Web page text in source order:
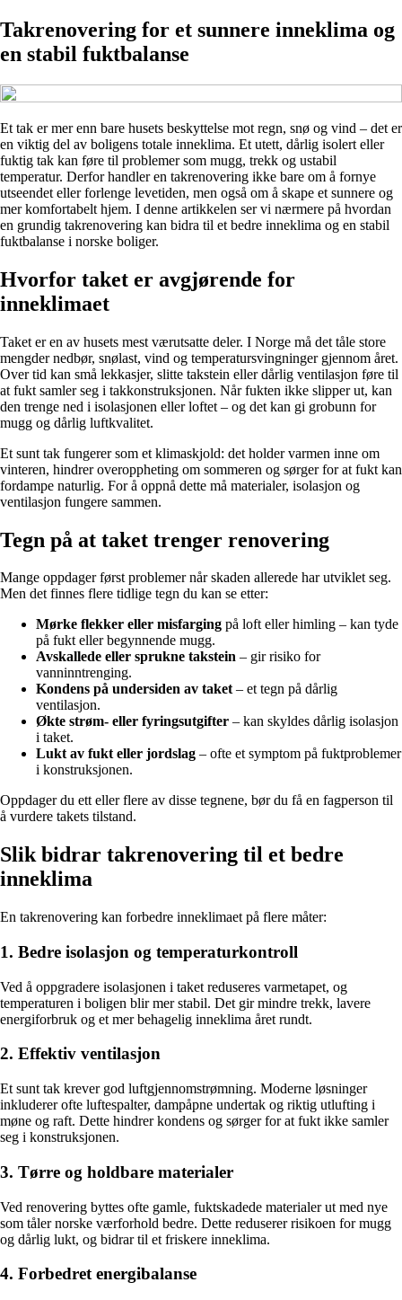
Takrenovering for et sunnere inneklima og
en stabil fuktbalanse
Et tak er mer enn bare husets beskyttelse mot regn, snø og vind – det er
en viktig del av boligens totale inneklima. Et utett, dårlig isolert eller
fuktig tak kan føre til problemer som mugg, trekk og ustabil
temperatur. Derfor handler en takrenovering ikke bare om å fornye
utseendet eller forlenge levetiden, men også om å skape et sunnere og
mer komfortabelt hjem. I denne artikkelen ser vi nærmere på hvordan
en grundig takrenovering kan bidra til et bedre inneklima og en stabil
fuktbalanse i norske boliger.
Hvorfor taket er avgjørende for
inneklimaet
Taket er en av husets mest værutsatte deler. I Norge må det tåle store
mengder nedbør, snølast, vind og temperatursvingninger gjennom året.
Over tid kan små lekkasjer, slitte takstein eller dårlig ventilasjon føre til
at fukt samler seg i takkonstruksjonen. Når fukten ikke slipper ut, kan
den trenge ned i isolasjonen eller loftet – og det kan gi grobunn for
mugg og dårlig luftkvalitet.
Et sunt tak fungerer som et klimaskjold: det holder varmen inne om
vinteren, hindrer overoppheting om sommeren og sørger for at fukt kan
fordampe naturlig. For å oppnå dette må materialer, isolasjon og
ventilasjon fungere sammen.
Tegn på at taket trenger renovering
Mange oppdager først problemer når skaden allerede har utviklet seg.
Men det finnes flere tidlige tegn du kan se etter:
Mørke flekker eller misfarging på loft eller himling – kan tyde
på fukt eller begynnende mugg.
Avskallede eller sprukne takstein – gir risiko for
vanninntrenging.
Kondens på undersiden av taket– et tegn på dårlig
ventilasjon.
Økte strøm- eller fyringsutgifter – kan skyldes dårlig isolasjon
i taket.
Lukt av fukt eller jordslag – ofte et symptom på fuktproblemer
i konstruksjonen.
Oppdager du ett eller flere av disse tegnene, bør du få en fagperson til
å vurdere takets tilstand.
Slik bidrar takrenovering til et bedre
inneklima
En takrenovering kan forbedre inneklimaet på flere måter:
1. Bedre isolasjon og temperaturkontroll
Ved å oppgradere isolasjonen i taket reduseres varmetapet, og
temperaturen i boligen blir mer stabil. Det gir mindre trekk, lavere
energiforbruk og et mer behagelig inneklima året rundt.
2. Effektiv ventilasjon
Et sunt tak krever god luftgjennomstrømning. Moderne løsninger
inkluderer ofte luftespalter, dampåpne undertak og riktig utlufting i
møne og raft. Dette hindrer kondens og sørger for at fukt ikke samler
seg i konstruksjonen.
3. Tørre og holdbare materialer
Ved renovering byttes ofte gamle, fuktskadede materialer ut med nye
som tåler norske værforhold bedre. Dette reduserer risikoen for mugg
og dårlig lukt, og bidrar til et friskere inneklima.
4. Forbedret energibalanse